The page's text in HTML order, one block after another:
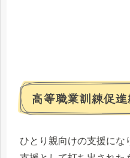
高等職業訓練促
ひとり親向けの支援にな